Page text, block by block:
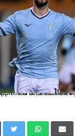
/ Lecce-Lazio / foto Carmelo Imbesi//Image